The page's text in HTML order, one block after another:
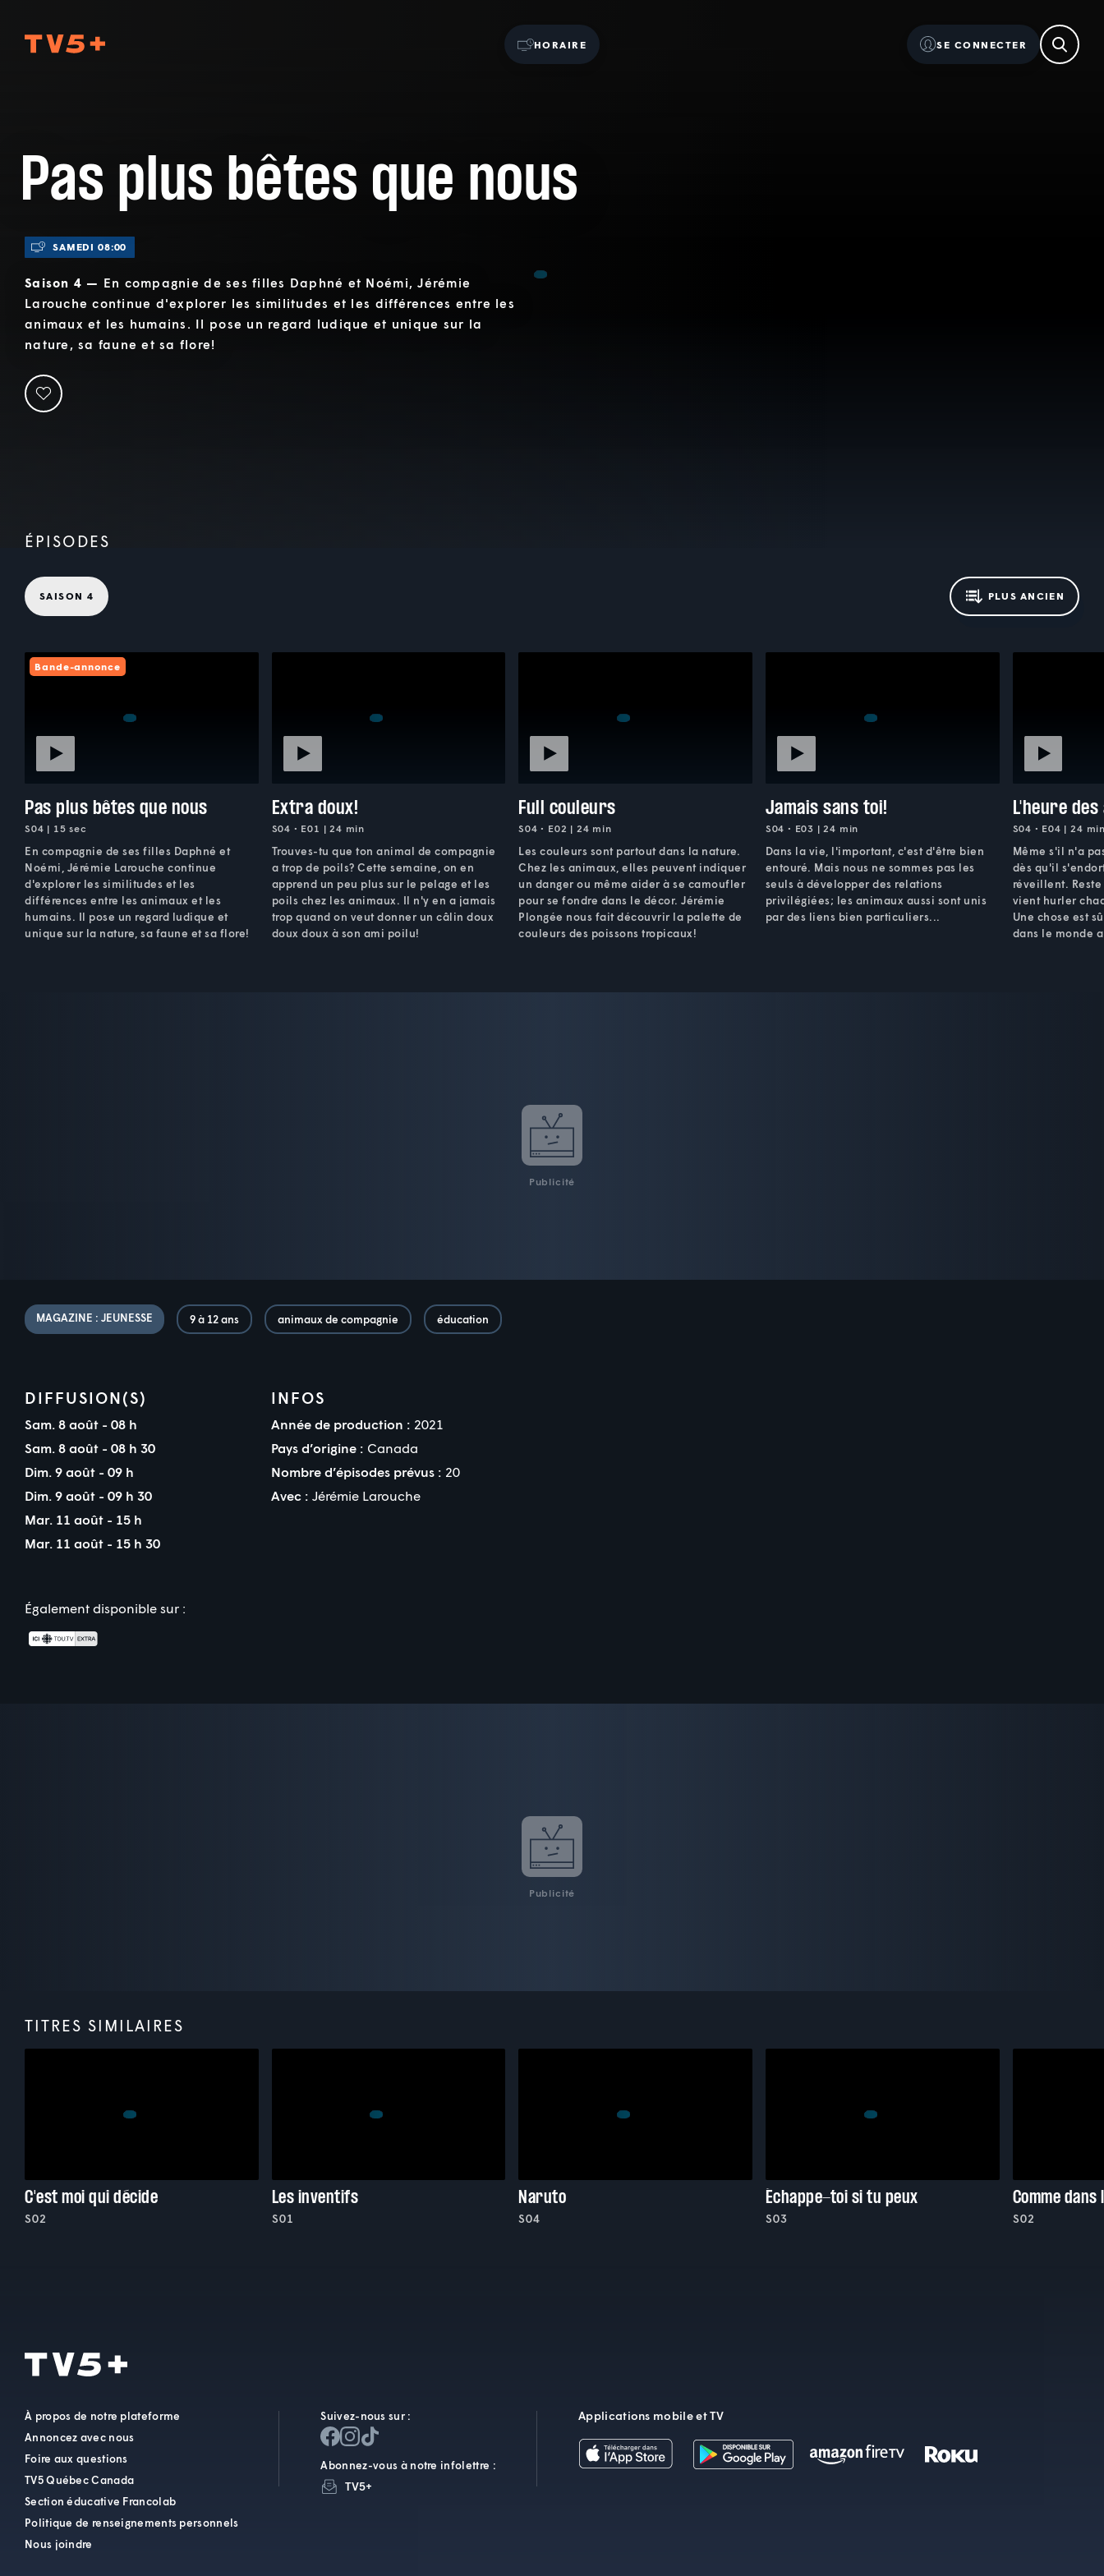
HORAIRE SE CONNECTER
Pas plus bêtes que nous
SAMEDI 08:00
Saison 4 — En compagnie de ses filles Daphné et Noémi, Jérémie
Larouche continue d'explorer les similitudes et les différences entre les
animaux et les humains. Il pose un regard ludique et unique sur la
nature, sa faune et sa flore!
ÉPISODES
SAISON 4 PLUS ANCIEN
Bande-annonce
Pas plus bêtes que nous
S04 | 15 sec
En compagnie de ses filles Daphné et
Noémi, Jérémie Larouche continue
d'explorer les similitudes et les
différences entre les animaux et les
humains. Il pose un regard ludique et
unique sur la nature, sa faune et sa flore!
Extra doux!
S04 • E01 | 24 min
Trouves-tu que ton animal de compagnie
a trop de poils? Cette semaine, on en
apprend un peu plus sur le pelage et les
poils chez les animaux. Il n'y en a jamais
trop quand on veut donner un câlin doux
doux doux à son ami poilu!
Full couleurs
S04 • E02 | 24 min
Les couleurs sont partout dans la nature.
Chez les animaux, elles peuvent indiquer
un danger ou même aider à se camoufler
pour se fondre dans le décor. Jérémie
Plongée nous fait découvrir la palette de
couleurs des poissons tropicaux!
Jamais sans toi!
S04 • E03 | 24 min
Dans la vie, l'important, c'est d'être bien
entouré. Mais nous ne sommes pas les
seuls à développer des relations
privilégiées; les animaux aussi sont unis
par des liens bien particuliers...
L'heure
S04 • E04 | 24
Même s'il n'a
dès qu'il
réveillent.
vient hurler
Une chose est
dans le monde
Publicité
MAGAZINE : JEUNESSE 9 à 12 ans animaux de compagnie éducation
DIFFUSION(S)
Sam. 8 août - 08 h
Sam. 8 août - 08 h 30
Dim. 9 août - 09 h
Dim. 9 août - 09 h 30
Mar. 11 août - 15 h
Mar. 11 août - 15 h 30
Également disponible sur :
INFOS
Année de production : 2021
Pays d’origine : Canada
Nombre d’épisodes prévus : 20
Avec : Jérémie Larouche
Publicité
TITRES SIMILAIRES
C'est moi qui décide
S02
Les inventifs
S01
Naruto
S04
Échappe-toi si tu peux
S03
Comme dans
S02
À propos de notre plateforme
Annoncez avec nous
Foire aux questions
TV5 Québec Canada
Section éducative Francolab
Politique de renseignements personnels
Nous joindre
Suivez-nous sur :
Abonnez-vous à notre infolettre :
TV5+
Applications mobile et TV